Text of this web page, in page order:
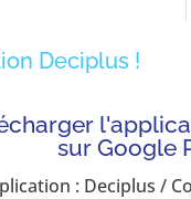
Deciplus !
sur Google
: Deciplus /